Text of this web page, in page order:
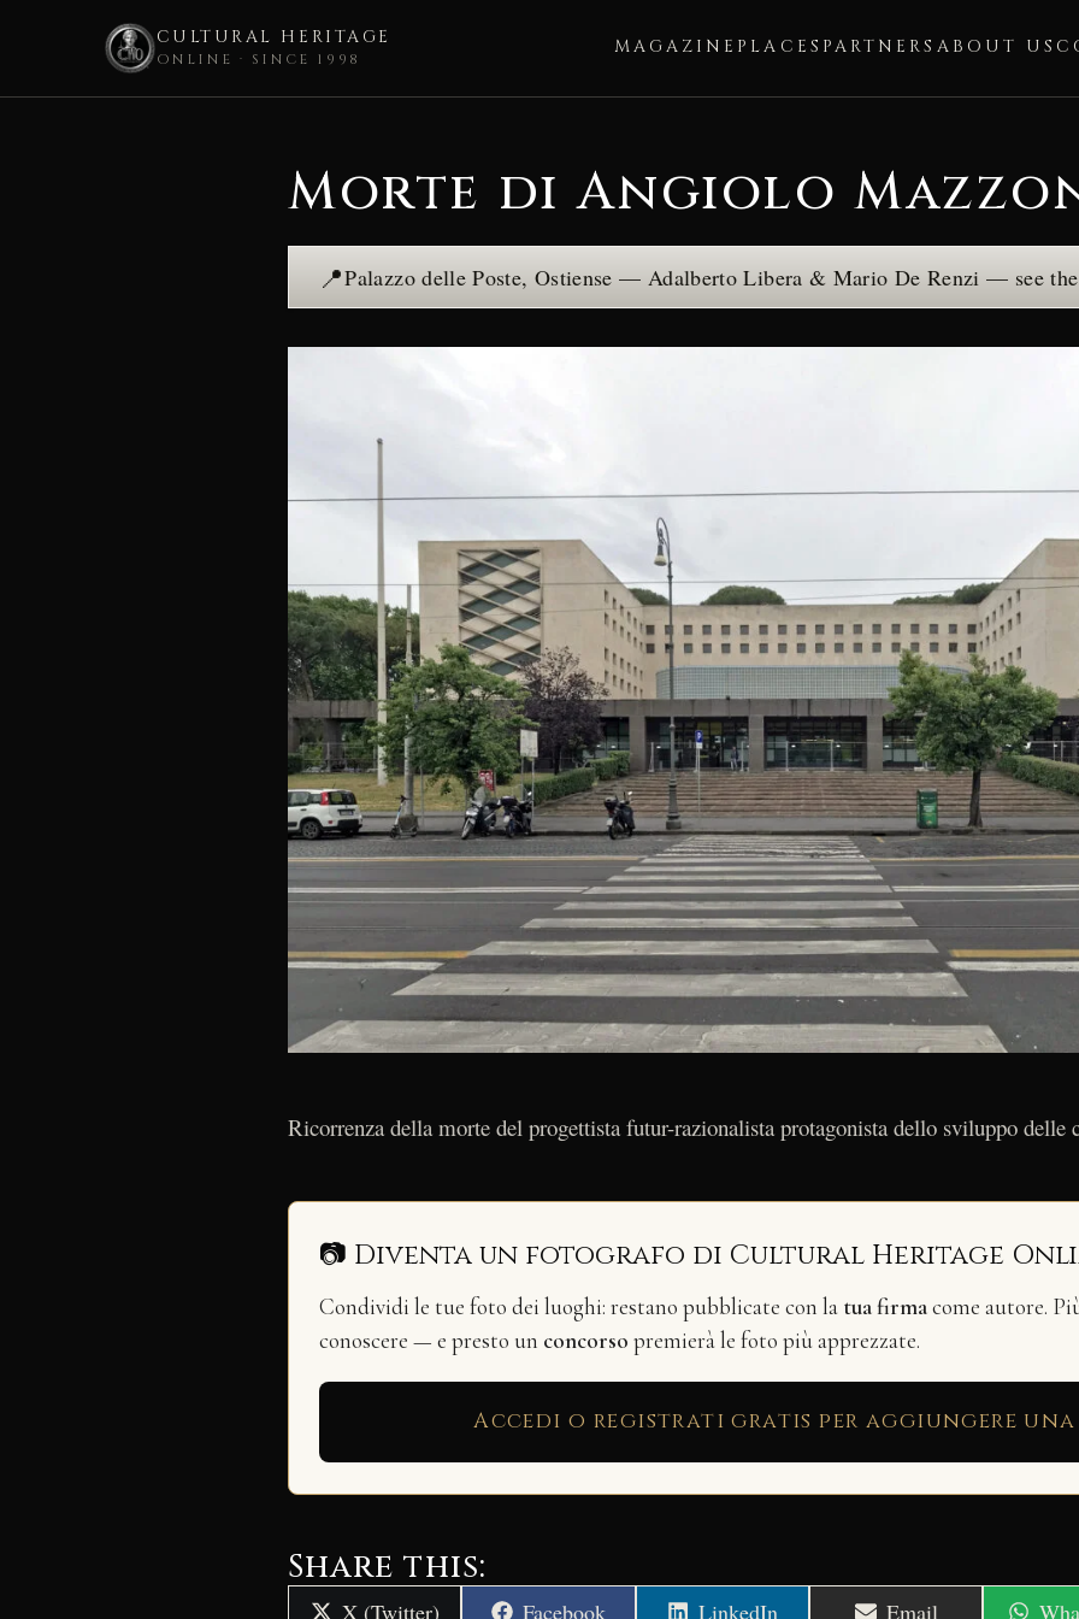
CULTURAL HERITAGE
ONLINE · SINCE 1998
MAGAZINE PLACES PARTNERS ABOUT US
Morte di Angiolo
📍Palazzo delle Poste, Ostiense — Adalberto Libera & Mario De Renzi — see
Ricorrenza della morte del progettista futur-razionalista protagonista dello sviluppo delle
📷 Diventa un fotografo di Cultural Heritage
Condividi le tue foto dei luoghi: restano pubblicate con la tua firmacome autore.
conoscere — e presto un concorso premierà le foto più apprezzate.
Accedi o registrati gratis per aggiungere
Share this:
Share
X (Twitter) Share
Facebook Share
LinkedIn Share
Email